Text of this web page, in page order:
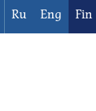
Ru Eng Fin